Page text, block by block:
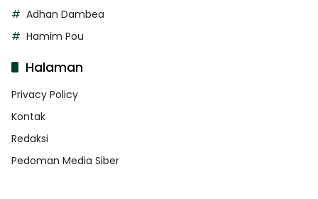
Adhan Dambea
Hamim Pou
Halaman
Privacy Policy
Kontak
Redaksi
Pedoman Media Siber